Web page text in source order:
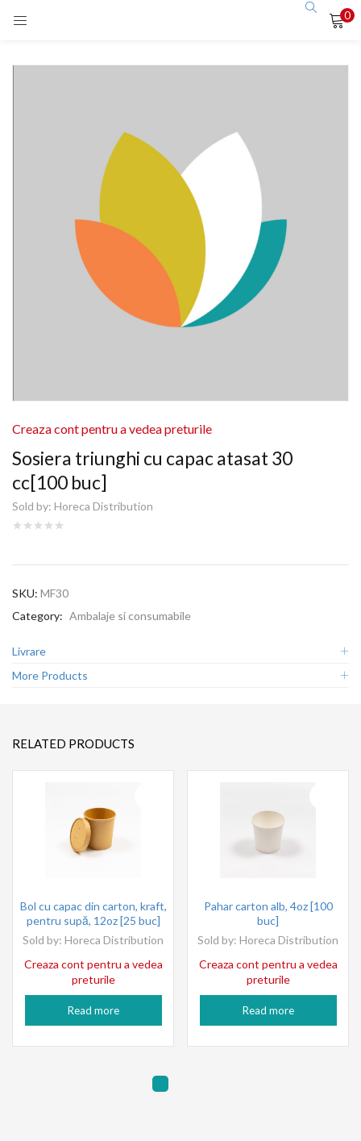
0
Sosiera triunghi cu capac atasat 30
cc[100 buc]
Sold by: Horeca Distribution
Creaza cont pentru a vedea preturile
SKU: MF30
Category: Ambalaje si consumabile
Livrare
More Products
RELATED PRODUCTS
Bol cu capac din carton, kraft,
pentru supă, 12oz [25 buc]
Sold by: Horeca Distribution
Creaza cont pentru a vedea
preturile
Read more
Pahar carton alb, 4oz [100
buc]
Sold by: Horeca Distribution
Creaza cont pentru a vedea
preturile
Read more
Remember me
Lost password?